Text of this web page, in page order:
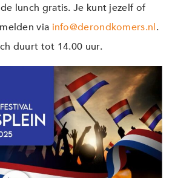
lunch gratis. Je kunt jezelf of
via info@derondkomers.nl.
duurt tot 14.00 uur.